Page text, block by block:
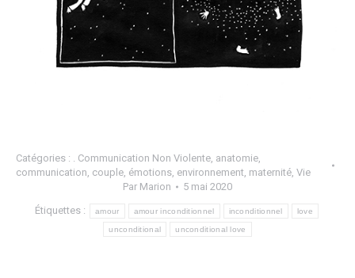
Catégories : . Communication Non Violente anatomie
communication couple émotions environnement maternité Vie
Par Marion 5 mai 2020
Étiquettes : amour amour inconditionnel inconditionnel love
unconditional unconditional love